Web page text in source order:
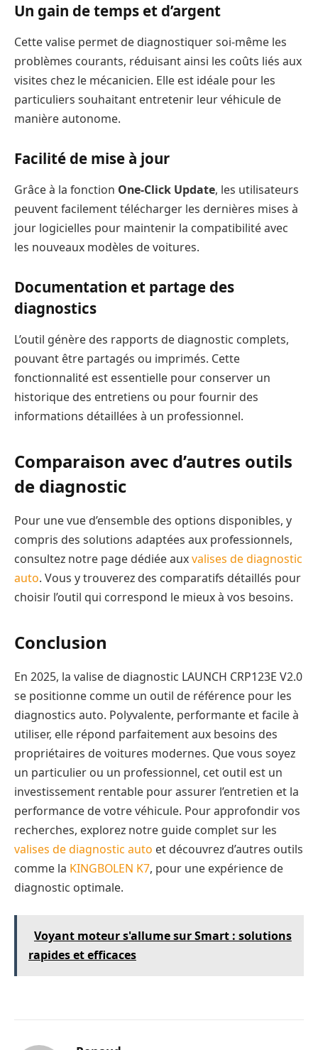
Un gain de temps et d’argent
Cette valise permet de diagnostiquer soi-même les
problèmes courants, réduisant ainsi les coûts liés aux
visites chez le mécanicien. Elle est idéale pour les
particuliers souhaitant entretenir leur véhicule de
manière autonome.
Facilité de mise à jour
Grâce à la fonction One-Click Update, les utilisateurs
peuvent facilement télécharger les dernières mises à
jour logicielles pour maintenir la compatibilité avec
les nouveaux modèles de voitures.
Documentation et partage des
diagnostics
L’outil génère des rapports de diagnostic complets,
pouvant être partagés ou imprimés. Cette
fonctionnalité est essentielle pour conserver un
historique des entretiens ou pour fournir des
informations détaillées à un professionnel.
Comparaison avec d’autres outils
de diagnostic
Pour une vue d’ensemble des options disponibles, y
compris des solutions adaptées aux professionnels,
consultez notre page dédiée auxvalises de diagnostic
auto. Vous y trouverez des comparatifs détaillés pour
choisir l’outil qui correspond le mieux à vos besoins.
Conclusion
En 2025, la valise de diagnostic LAUNCH CRP123E V2.0
se positionne comme un outil de référence pour les
diagnostics auto. Polyvalente, performante et facile à
utiliser, elle répond parfaitement aux besoins des
propriétaires de voitures modernes. Que vous soyez
un particulier ou un professionnel, cet outil est un
investissement rentable pour assurer l’entretien et la
performance de votre véhicule. Pour approfondir vos
recherches, explorez notre guide complet sur les
valises de diagnostic auto et découvrez d’autres outils
comme la KINGBOLEN K7, pour une expérience de
diagnostic optimale.
Voyant moteur s'allume sur Smart : solutions
rapides et efficaces